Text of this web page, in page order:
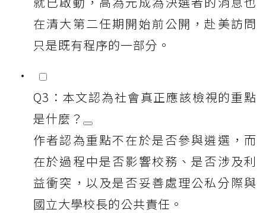
在清大第二任期開始前公開，赴美訪問
只是既有程序的一部分。
Q3：本文認為社會真正應該檢視的重點
是什麼？
作者認為重點不在於是否參與遴選，而
在於過程中是否影響校務、是否涉及利
益衝突，以及是否妥善處理公私分際與
國立大學校長的公共責任。